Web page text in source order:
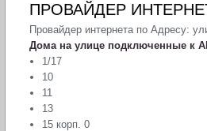
ПРОВАЙДЕР
Провайдер интернета по Адресу:
Дома на улице подключенные к
1/17
10
11
13
15 корп. 0